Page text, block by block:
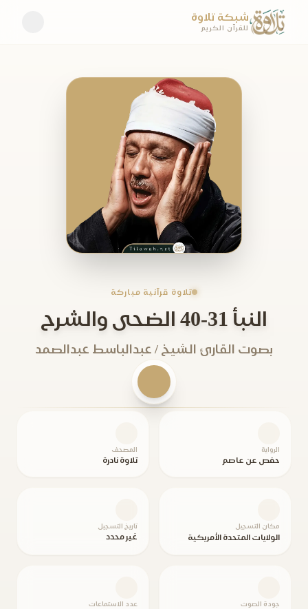
شبكة تلاوة
للقرآن الكريم
تلاوة قرآنية مباركة
النبأ 31-40 الضحى والشرح
بصوت القارئ الشيخ / عبدالباسط عبدالصمد
الرواية
حفص عن عاصم
المصحف
تلاوة نادرة
مكان التسجيل
الولايات المتحدة الأمريكية
تاريخ التسجيل
غير محدد
جودة الصوت عدد الاستماعات